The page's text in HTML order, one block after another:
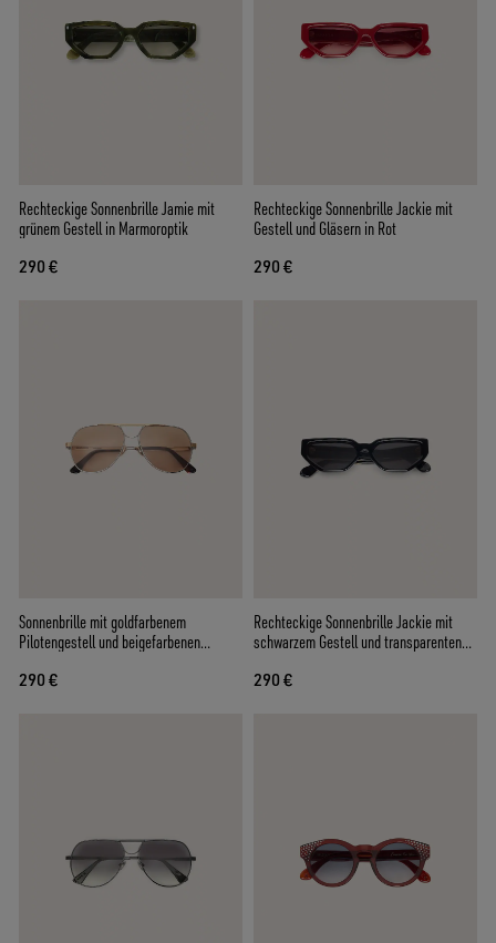
Rechteckige Sonnenbrille Jamie mit
grünem Gestell in Marmoroptik
290 €
Rechteckige Sonnenbrille Jackie mit
Gestell und Gläsern in Rot
290 €
Sonnenbrille mit goldfarbenem
Pilotengestell und beigefarbenen
290 €
Rechteckige Sonnenbrille Jackie mit
schwarzem Gestell und transparenten
290 €